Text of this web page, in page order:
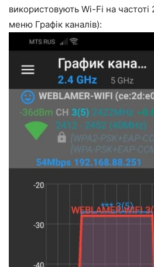
використовують Wi-Fi на
меню Графік каналів):